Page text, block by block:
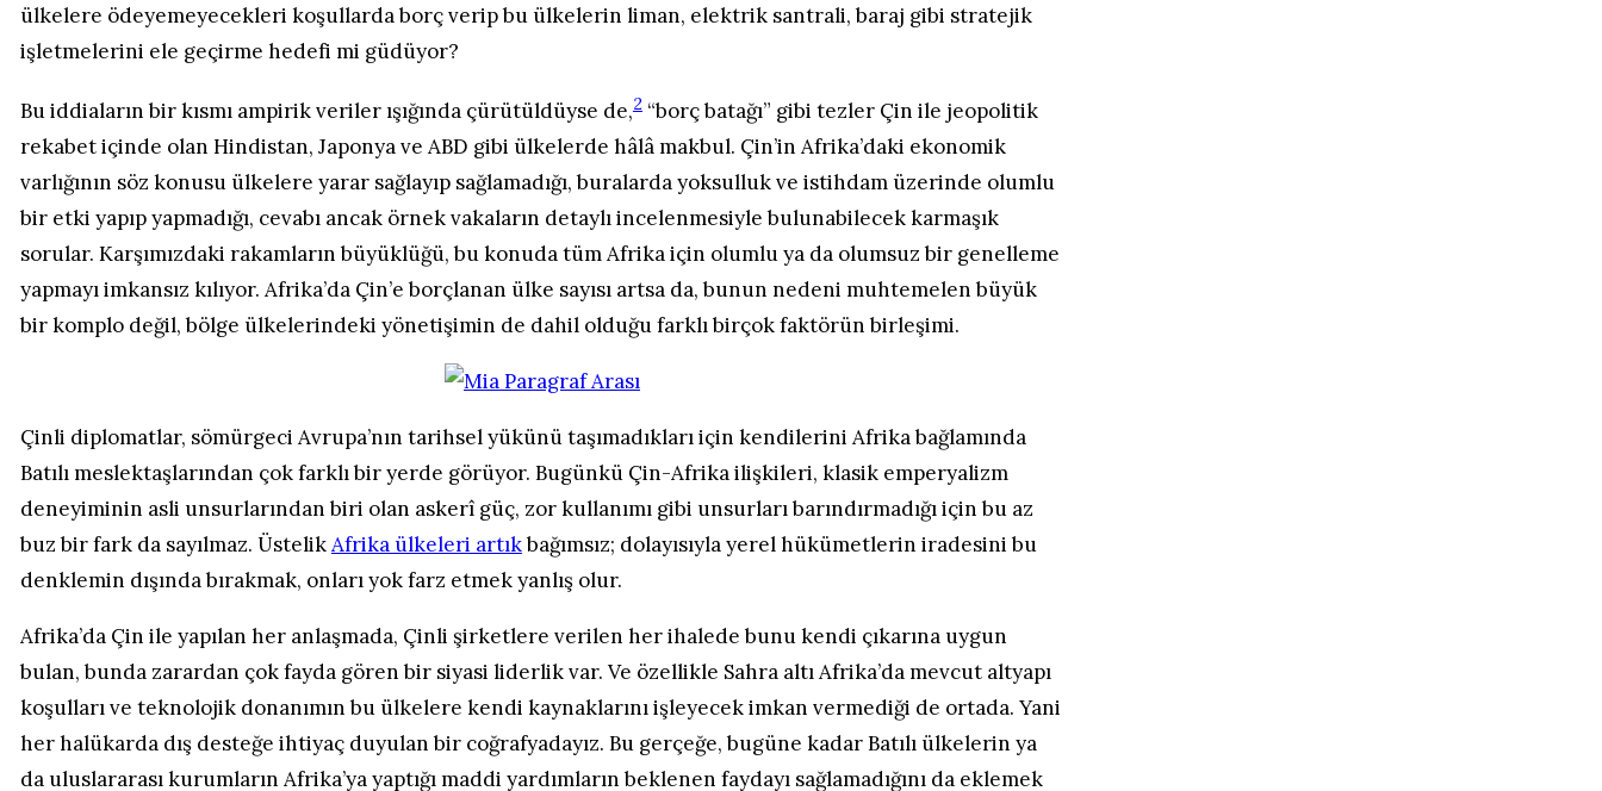
ülkelere ödeyemeyecekleri koşullarda borç verip bu ülkelerin liman, elektrik santrali, baraj gibi stratejik
işletmelerini ele geçirme hedefi mi güdüyor?
Bu iddiaların bir kısmı ampirik veriler ışığında çürütüldüyse de,2“borç batağı” gibi tezler Çin ile jeopolitik
rekabet içinde olan Hindistan, Japonya ve ABD gibi ülkelerde hâlâ makbul. Çin’in Afrika’daki ekonomik
varlığının söz konusu ülkelere yarar sağlayıp sağlamadığı, buralarda yoksulluk ve istihdam üzerinde olumlu
bir etki yapıp yapmadığı, cevabı ancak örnek vakaların detaylı incelenmesiyle bulunabilecek karmaşık
sorular. Karşımızdaki rakamların büyüklüğü, bu konuda tüm Afrika için olumlu ya da olumsuz bir genelleme
yapmayı imkansız kılıyor. Afrika’da Çin’e borçlanan ülke sayısı artsa da, bunun nedeni muhtemelen büyük
bir komplo değil, bölge ülkelerindeki yönetişimin de dahil olduğu farklı birçok faktörün birleşimi.
Çinli diplomatlar, sömürgeci Avrupa’nın tarihsel yükünü taşımadıkları için kendilerini Afrika bağlamında
Batılı meslektaşlarından çok farklı bir yerde görüyor. Bugünkü Çin-Afrika ilişkileri, klasik emperyalizm
deneyiminin asli unsurlarından biri olan askerî güç, zor kullanımı gibi unsurları barındırmadığı için bu az
buz bir fark da sayılmaz. ÜstelikAfrika ülkeleri artıkbağımsız; dolayısıyla yerel hükümetlerin iradesini bu
denklemin dışında bırakmak, onları yok farz etmek yanlış olur.
Afrika’da Çin ile yapılan her anlaşmada, Çinli şirketlere verilen her ihalede bunu kendi çıkarına uygun
bulan, bunda zarardan çok fayda gören bir siyasi liderlik var. Ve özellikle Sahra altı Afrika’da mevcut altyapı
koşulları ve teknolojik donanımın bu ülkelere kendi kaynaklarını işleyecek imkan vermediği de ortada. Yani
her halükarda dış desteğe ihtiyaç duyulan bir coğrafyadayız. Bu gerçeğe, bugüne kadar Batılı ülkelerin ya
da uluslararası kurumların Afrika’ya yaptığı maddi yardımların beklenen faydayı sağlamadığını da eklemek